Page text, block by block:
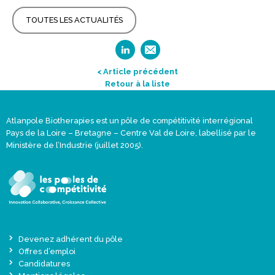
TOUTES LES ACTUALITÉS
< Article précédent
Retour à la liste
Atlanpole Biotherapies est un pôle de compétitivité interrégional
Pays de la Loire – Bretagne – Centre Val de Loire, labellisé par le
Ministère de l’Industrie (juillet 2005).
Devenez adhérent du pôle
Offres d’emploi
Candidatures